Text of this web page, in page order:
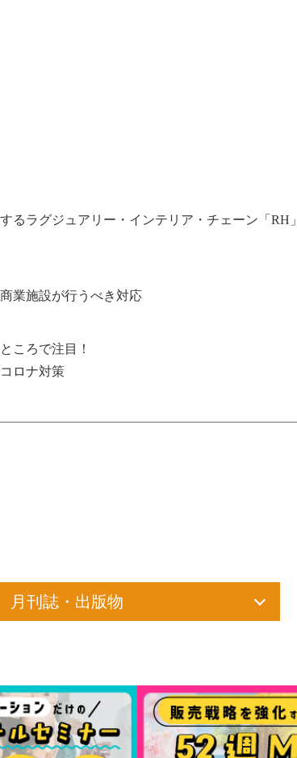
るラグジュアリー・インテリア・チェーン「RH」
業施設が行うべき対応
ころで注目！
ロナ対策
月刊誌・出版物